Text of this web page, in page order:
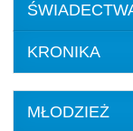
KRONIKA
MŁODZIEŻ